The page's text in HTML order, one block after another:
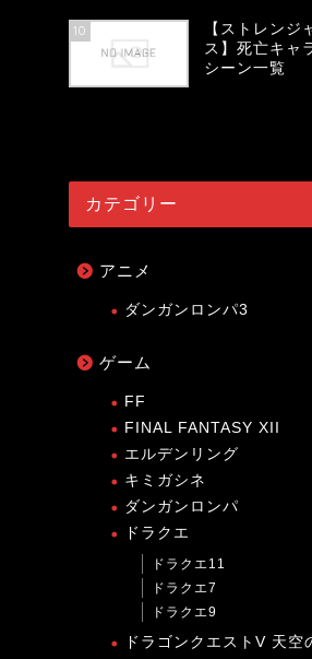
10
【ストレンジ
ス】死亡キャ
シーン一覧
カテゴリー
アニメ
ダンガンロンパ3
ゲーム
FF
FINAL FANTASY XII
エルデンリング
キミガシネ
ダンガンロンパ
ドラクエ
ドラクエ11
ドラクエ7
ドラクエ9
ドラゴンクエストV 天空